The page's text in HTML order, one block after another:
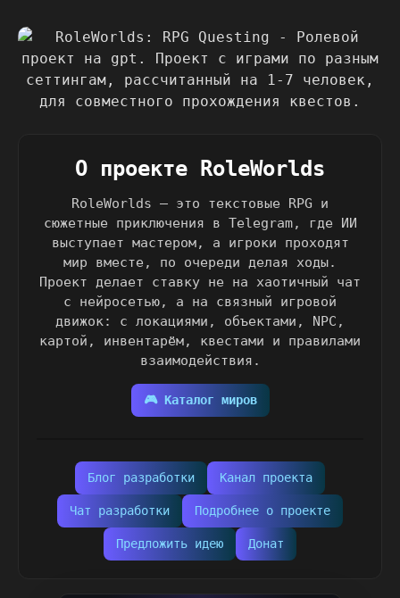
О проекте RoleWorlds
RoleWorlds — это текстовые RPG и
сюжетные приключения в Telegram, где ИИ
выступает мастером, а игроки проходят
мир вместе, по очереди делая ходы.
Проект делает ставку не на хаотичный чат
с нейросетью, а на связный игровой
движок: с локациями, объектами, NPC,
картой, инвентарём, квестами и правилами
взаимодействия.
🎮 Каталог миров
Блог разработки Канал проекта
Чат разработки Подробнее о проекте
Предложить идею Донат